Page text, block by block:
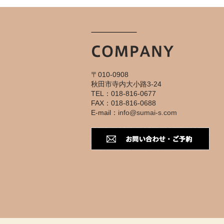
〒010-0908
秋田市寺内大小路3-24
TEL：018-816-0677
FAX：018-816-0688
E-mail： info@sumai-s.com